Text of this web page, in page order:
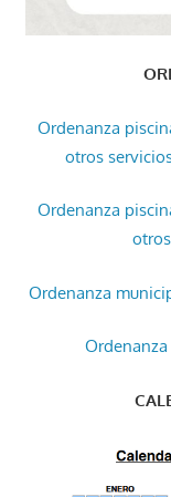
Ordenanza
otros
Ordenanza
Ordenanza